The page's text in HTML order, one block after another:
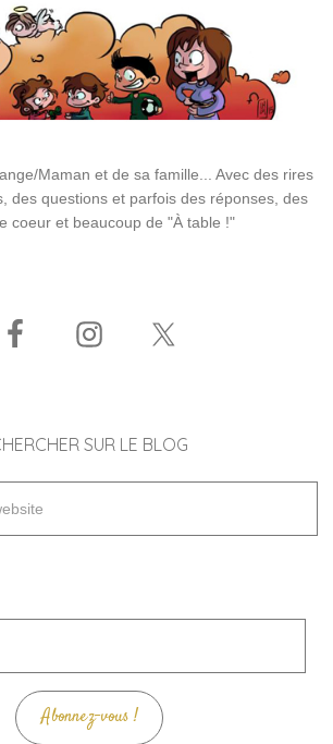
Maman et de sa famille... Avec des rires
des questions et parfois des réponses, des
coeur et beaucoup de "À table !"
SUR LE BLOG
Abonnez-vous !